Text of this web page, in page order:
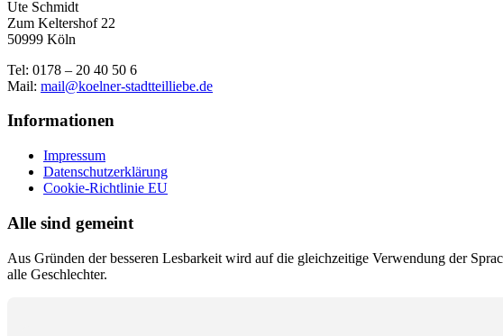
Ute Schmidt
Zum Keltershof 22
50999 Köln
Tel: 0178 – 20 40 50 6
Mail: mail@koelner-stadtteilliebe.de
Informationen
Impressum
Datenschutzerklärung
Cookie-Richtlinie EU
Alle sind gemeint
Aus Gründen der besseren Lesbarkeit wird auf die gleichzeitige Verwendung der
alle Geschlechter.